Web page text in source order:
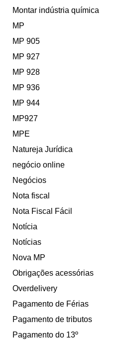
Montar indústria química
MP
MP 905
MP 927
MP 928
MP 936
MP 944
MP927
MPE
Natureja Jurídica
negócio online
Negócios
Nota fiscal
Nota Fiscal Fácil
Notícia
Notícias
Nova MP
Obrigações acessórias
Overdelivery
Pagamento de Férias
Pagamento de tributos
Pagamento do 13º